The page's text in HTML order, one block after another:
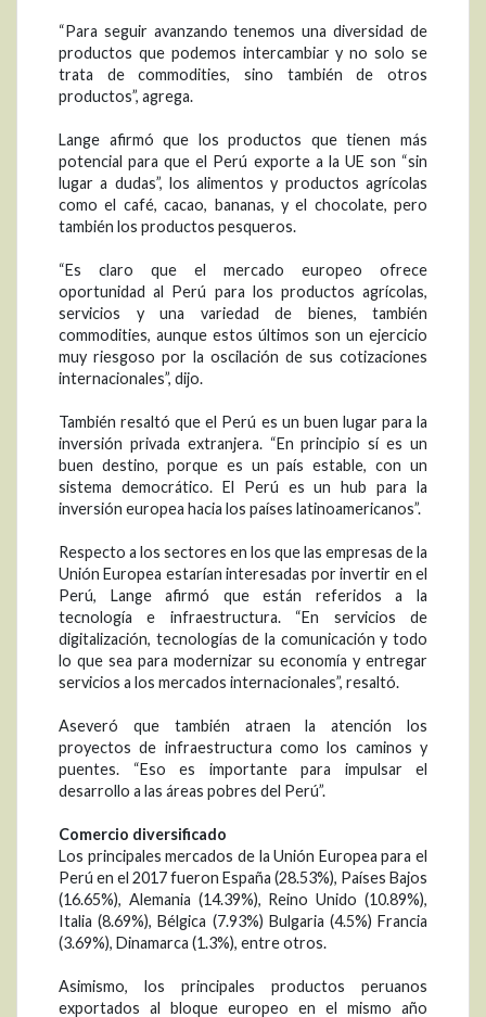
“Para seguir avanzando tenemos una diversidad de
productos que podemos intercambiar y no solo se
trata de commodities, sino también de otros
productos”, agrega.
Lange afirmó que los productos que tienen más
potencial para que el Perú exporte a la UE son “sin
lugar a dudas”, los alimentos y productos agrícolas
como el café, cacao, bananas, y el chocolate, pero
también los productos pesqueros.
“Es claro que el mercado europeo ofrece
oportunidad al Perú para los productos agrícolas,
servicios y una variedad de bienes, también
commodities, aunque estos últimos son un ejercicio
muy riesgoso por la oscilación de sus cotizaciones
internacionales”, dijo.
También resaltó que el Perú es un buen lugar para la
inversión privada extranjera. “En principio sí es un
buen destino, porque es un país estable, con un
sistema democrático. El Perú es un hub para la
inversión europea hacia los países latinoamericanos”.
Respecto a los sectores en los que las empresas de la
Unión Europea estarían interesadas por invertir en el
Perú, Lange afirmó que están referidos a la
tecnología e infraestructura. “En servicios de
digitalización, tecnologías de la comunicación y todo
lo que sea para modernizar su economía y entregar
servicios a los mercados internacionales”, resaltó.
Aseveró que también atraen la atención los
proyectos de infraestructura como los caminos y
puentes. “Eso es importante para impulsar el
desarrollo a las áreas pobres del Perú”.
Comercio diversificado
Los principales mercados de la Unión Europea para el
Perú en el 2017 fueron España (28.53%), Países Bajos
(16.65%), Alemania (14.39%), Reino Unido (10.89%),
Italia (8.69%), Bélgica (7.93%) Bulgaria (4.5%) Francia
(3.69%), Dinamarca (1.3%), entre otros.
Asimismo, los principales productos peruanos
exportados al bloque europeo en el mismo año